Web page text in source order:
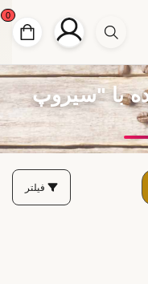
0
با "سیروپ
فیلتر